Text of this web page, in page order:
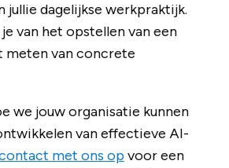
jullie dagelijkse werkpraktijk.
van het opstellen van een
meten van concrete
we jouw organisatie kunnen
van effectieve AI-
met ons opvoor een